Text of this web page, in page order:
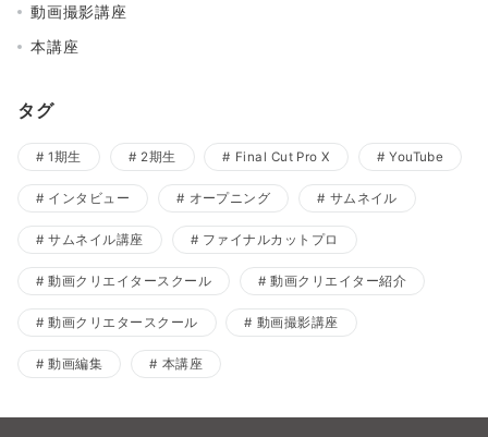
動画撮影講座
本講座
タグ
1期生 2期生 Final Cut Pro X YouTube
インタビュー オープニング サムネイル
サムネイル講座 ファイナルカットプロ
動画クリエイタースクール 動画クリエイター紹介
動画クリエタースクール 動画撮影講座
動画編集 本講座